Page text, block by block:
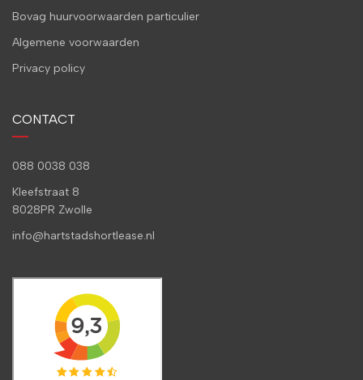
Bovag huurvoorwaarden particulier
Algemene voorwaarden
Privacy policy
CONTACT
088 0038 038
Kleefstraat 8
8028PR Zwolle
info@hartstadshortlease.nl